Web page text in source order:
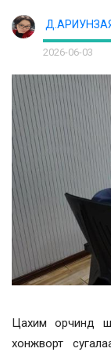
2026-06-03
Цахим орчинд
хонжворт